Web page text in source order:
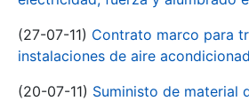
(27-07-11) Contrato marco para
instalaciones de aire
(20-07-11) Suministo de material